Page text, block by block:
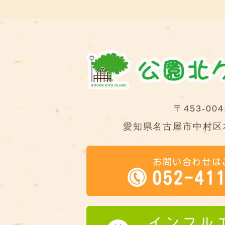
〒453-
愛知県名古屋市中村
お問い合わせは
052-